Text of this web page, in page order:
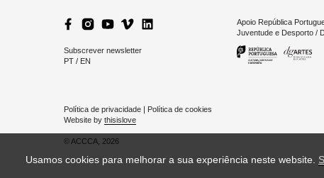
Subscrever newsletter
PT / EN
Apoio República
Juventude e Desporto /
Política de privacidade | Política de cookies
Website by thisislove
© ACCCA, 2026
Usamos cookies para melhorar a sua experiência neste website.